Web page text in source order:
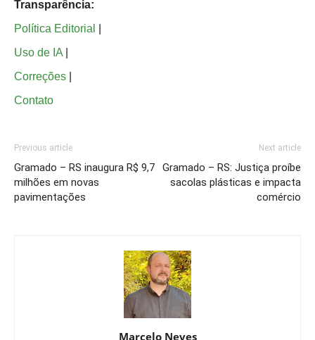
Transparência:
Política Editorial
Uso de IA
Correções
Contato
Previous article
Gramado – RS inaugura R$ 9,7
milhões em novas
pavimentações
Next article
Gramado – RS: Justiça proíbe
sacolas plásticas e impacta
comércio
Marcelo Neves